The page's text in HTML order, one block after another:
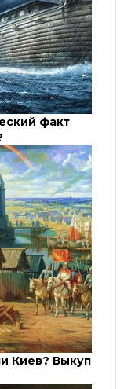
факт
Киев? Выкуп